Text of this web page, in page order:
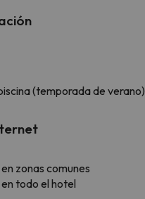
(temporada de verano)
zonas comunes
todo el hotel